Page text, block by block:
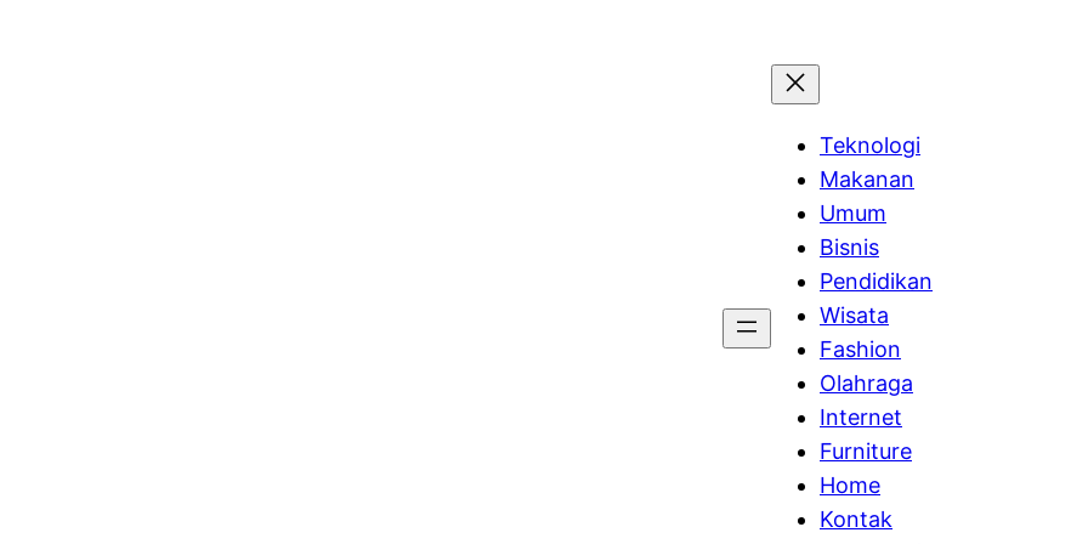
Teknologi
Makanan
Umum
Bisnis
Pendidikan
Wisata
Fashion
Olahraga
Internet
Furniture
Home
Kontak